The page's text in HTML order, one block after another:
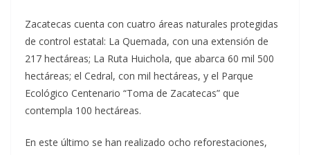
Zacatecas cuenta con cuatro áreas naturales protegidas
de control estatal: La Quemada, con una extensión de
217 hectáreas; La Ruta Huichola, que abarca 60 mil 500
hectáreas; el Cedral, con mil hectáreas, y el Parque
Ecológico Centenario “Toma de Zacatecas” que
contempla 100 hectáreas.
En este último se han realizado ocho reforestaciones,